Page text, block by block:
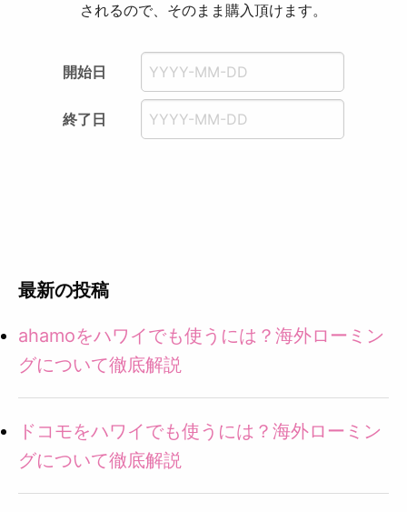
されるので、そのまま購入頂けます。
開始日
終了日
最新の投稿
ahamoをハワイでも使うには？海外ローミン
グについて徹底解説
ドコモをハワイでも使うには？海外ローミン
グについて徹底解説